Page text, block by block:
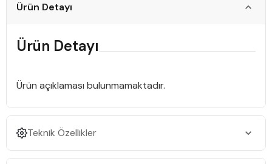
Ürün Detayı
Ürün Detayı
Ürün açıklaması bulunmamaktadır.
Teknik Özellikler